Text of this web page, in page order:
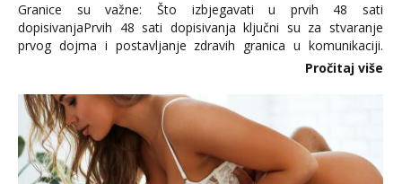
Granice su važne: Što izbjegavati u prvih 48 sati
dopisivanjaPrvih 48 sati dopisivanja ključni su za stvaranje
prvog dojma i postavljanje zdravih granica u komunikaciji.
Važno je izbjeći prebrzo otkrivanje osobnih ili intimnih
informacija, jer nepoznata osoba još nije zaslužila to
povjerenje. Takođe...
Pročitaj više